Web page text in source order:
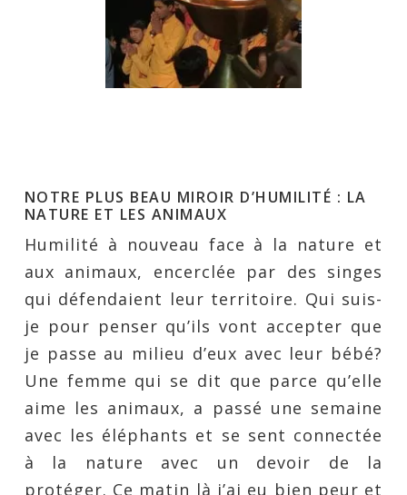
NOTRE PLUS BEAU MIROIR D’HUMILITÉ : LA
NATURE ET LES ANIMAUX
Humilité à nouveau face à la nature et
aux animaux, encerclée par des singes
qui défendaient leur territoire. Qui suis-
je pour penser qu’ils vont accepter que
je passe au milieu d’eux avec leur bébé?
Une femme qui se dit que parce qu’elle
aime les animaux, a passé une semaine
avec les éléphants et se sent connectée
à la nature avec un devoir de la
protéger. Ce matin là j’ai eu bien peur et